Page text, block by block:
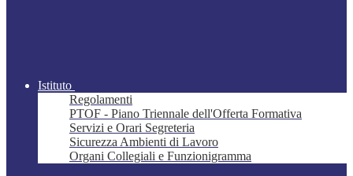
Istituto
Regolamenti
PTOF - Piano Triennale dell'Offerta Formativa
Servizi e Orari Segreteria
Sicurezza Ambienti di Lavoro
Organi Collegiali e Funzionigramma